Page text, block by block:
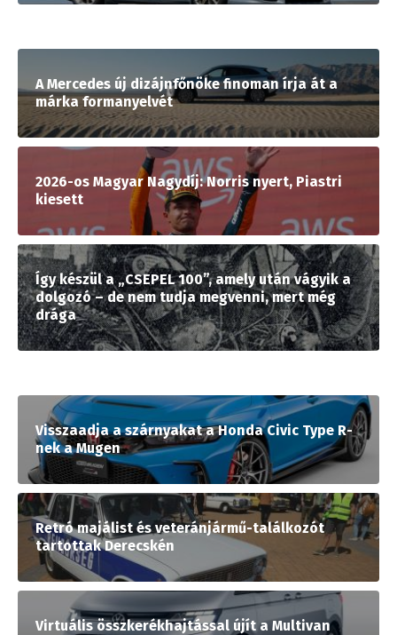
A Mercedes új dizájnfőnöke finoman írja át a
márka formanyelvét
2026-os Magyar Nagydíj: Norris nyert, Piastri
kiesett
Így készül a „CSEPEL 100”, amely után vágyik a
dolgozó – de nem tudja megvenni, mert még
drága
Visszaadja a szárnyakat a Honda Civic Type R-
nek a Mugen
Retró majálist és veteránjármű-találkozót
tartottak Derecskén
Virtuális összkerékhajtással újít a Multivan